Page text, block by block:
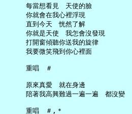
     每當想看見　天使的臉
     你就會在我心裡浮現
     直到今天　恍然了解
     你就是天使　我怎會沒發現
     打開窗傾聽你送我的旋律
     我要微笑飛到你心裡面
     重唱　＃
     原來真愛　就在身邊
     陪著我高興難過一遍一遍　都沒變